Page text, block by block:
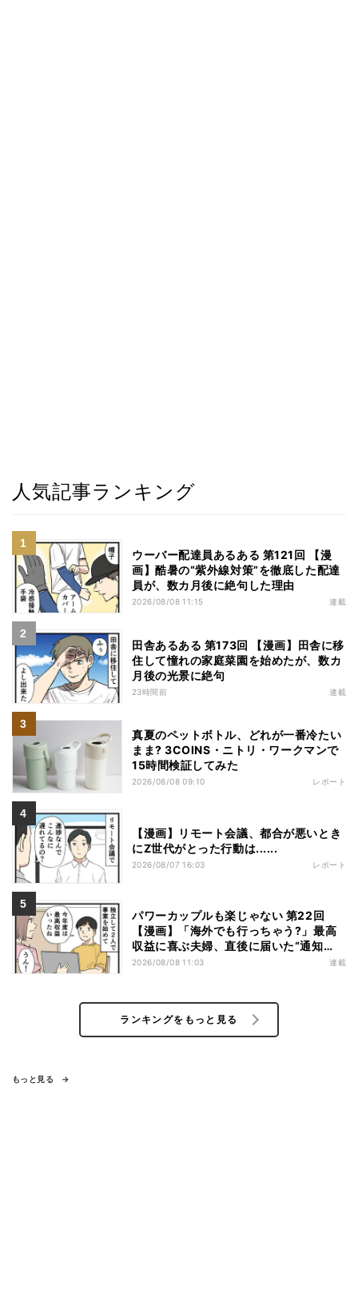
人気記事ランキング
ウーバー配達員あるある 第121回 【漫
画】酷暑の“紫外線対策”を徹底した配達
員が、数カ月後に絶句した理由
2026/08/08 11:15 連載
田舎あるある 第173回 【漫画】田舎に移
住して憧れの家庭菜園を始めたが、数カ
月後の光景に絶句
23時間前 連載
真夏のペットボトル、どれが一番冷たい
まま? 3COINS・ニトリ・ワークマンで
15時間検証してみた
2026/08/08 09:10 レポート
【漫画】リモート会議、都合が悪いとき
にZ世代がとった行動は......
2026/08/07 16:03 レポート
パワーカップルも楽じゃない 第22回
【漫画】「海外でも行っちゃう?」最高
収益に喜ぶ夫婦、直後に届いた“通知
書”で現実に戻された
2026/08/08 11:03 連載
ランキングをもっと見る
もっと見る